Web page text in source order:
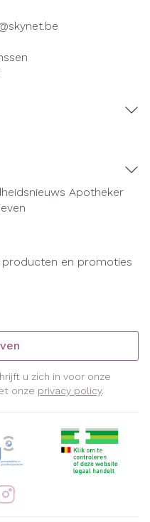
skynet.be
Apotheker
en promoties
u zich in voor onze
onze privacy policy.